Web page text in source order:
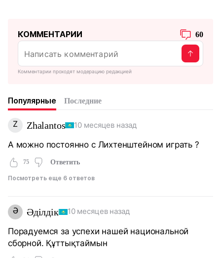
КОММЕНТАРИИ 60
Комментарии проходят модерацию редакцией
Популярные Последние
Z Zhalantos 10 месяцев назад
А можно постоянно с Лихтенштейном играть ?
75 Ответить
Посмотреть еще 6 ответов
Ә Әділдік 10 месяцев назад
Порадуемся за успехи нашей национальной
сборной. Құттықтаймын